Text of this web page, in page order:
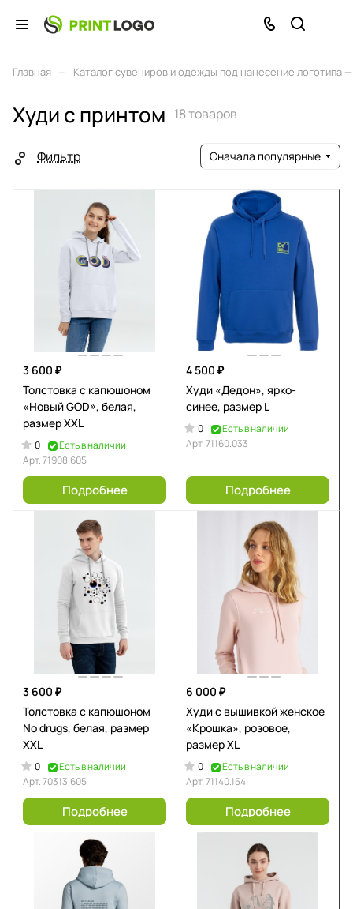
Главная Каталог сувениров и одежды под нанесение логотипа
Худи с принтом 18 товаров
Фильтр Сначала популярные
3 600 ₽
Толстовка с капюшоном
«Новый GOD», белая,
размер XXL
0
Есть в наличии
Арт.71908.605
Подробнее
4 500 ₽
Худи «Дедон», ярко-
синее, размер L
0
Есть в наличии
Арт.71160.033
Подробнее
3 600 ₽
Толстовка с капюшоном
No drugs, белая, размер
XXL
0
Есть в наличии
Арт.70313.605
Подробнее
6 000 ₽
Худи с вышивкой женское
«Крошка», розовое,
размер XL
0
Есть в наличии
Арт.71140.154
Подробнее